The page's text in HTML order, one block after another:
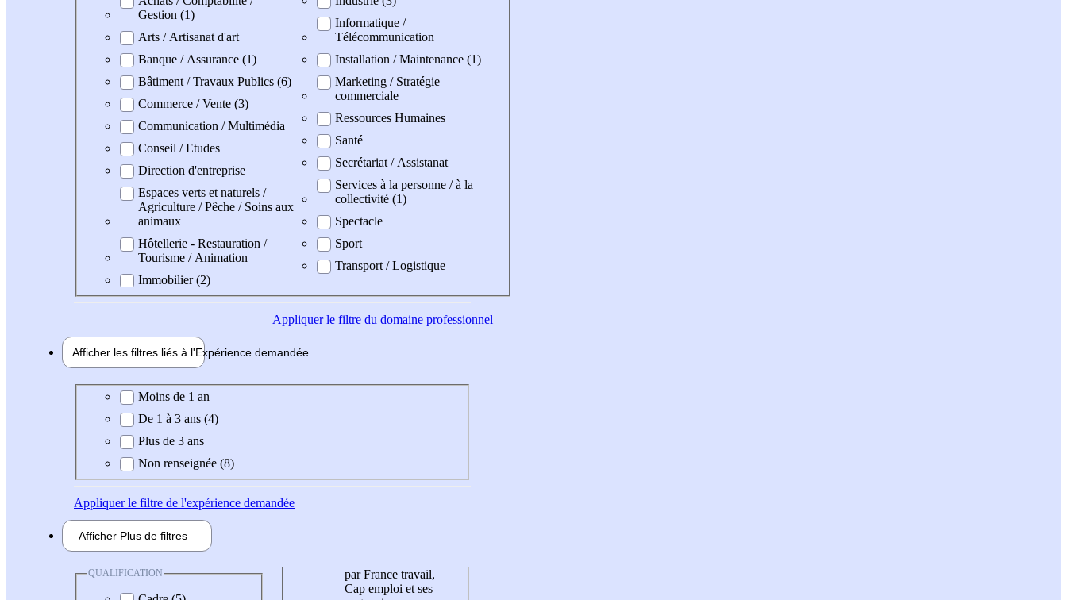
Gestion (1)
Arts / Artisanat d'art
Banque / Assurance (1)
Bâtiment / Travaux Publics (6)
Commerce / Vente (3)
Communication / Multimédia
Conseil / Etudes
Direction d'entreprise
Espaces verts et naturels /
Agriculture / Pêche / Soins aux
animaux
Hôtellerie - Restauration /
Tourisme / Animation
Immobilier (2)
Informatique /
Télécommunication
Installation / Maintenance (1)
Marketing / Stratégie
commerciale
Ressources Humaines
Santé
Secrétariat / Assistanat
Services à la personne / à la
collectivité (1)
Spectacle
Sport
Transport / Logistique
Appliquerle filtre du domaine professionnel
Afficher les filtres liés à l'Expérience demandée
Expérience demandée
Moins de 1 an
De 1 à 3 ans (4)
Plus de 3 ans
Non renseignée (8)
Appliquerle filtre de l'expérience demandée
Afficher Plus de filtres
QUALIFICATION
par France travail,
Cap emploi et ses